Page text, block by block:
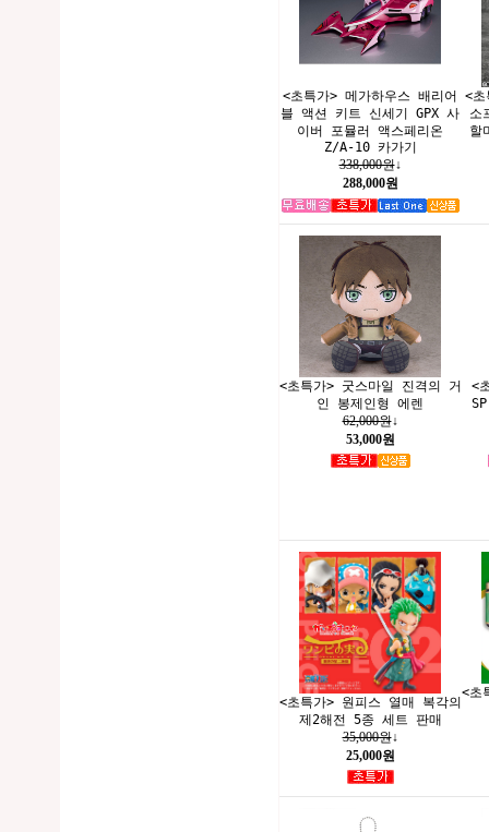
<초특가> 메가하우스 배리어
블 액션 키트 신세기 GPX 사
이버 포뮬러 액스페리온
Z/A-10 카가기
338,000원↓
288,000원
<
소
할
<초특가> 굿스마일 진격의 거
인 봉제인형 에렌
62,000원↓
53,000원
<
<초특가> 원피스 열매 복각의
제2해전 5종 세트 판매
35,000원↓
25,000원
<초